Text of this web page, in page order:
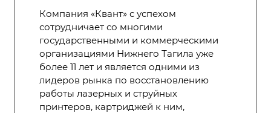
Компания «Квант» с успехом
сотрудничает со многими
государственными и коммерческими
организациями Нижнего Тагила уже
более 11 лет и является одними из
лидеров рынка по восстановлению
работы лазерных и струйных
принтеров, картриджей к ним,